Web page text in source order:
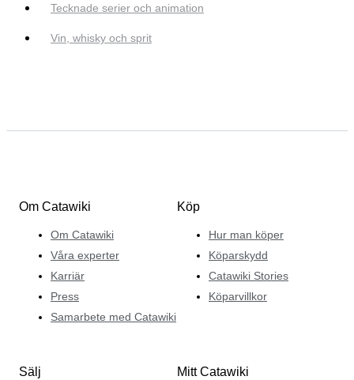
Tecknade serier och animation
Vin, whisky och sprit
Om Catawiki
Om Catawiki
Våra experter
Karriär
Press
Samarbete med Catawiki
Köp
Hur man köper
Köparskydd
Catawiki Stories
Köparvillkor
Sälj Mitt Catawiki